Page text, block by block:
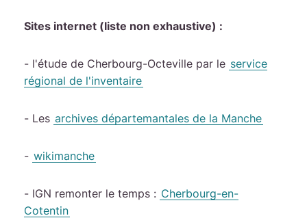
Sites internet (liste non exhaustive) :
- l'étude de Cherbourg-Octeville par le service
régional de l'inventaire
- Les archives départemantales de la Manche
- wikimanche
- IGN remonter le temps : Cherbourg-en-
Cotentin